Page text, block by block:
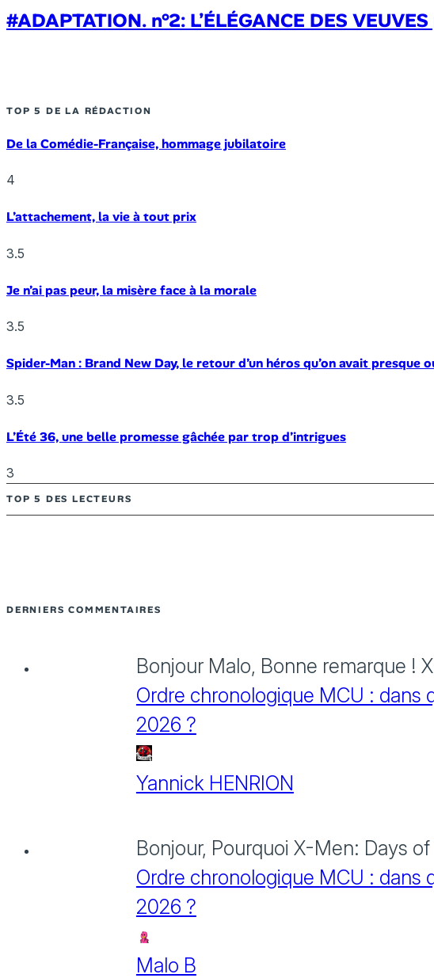
#ADAPTATION. n°2: L’ÉLÉGANCE DES
TOP 5 DE LA RÉDACTION
De la Comédie-Française, hommage jubilatoire
4
L’attachement, la vie à tout prix
3.5
Je n’ai pas peur, la misère face à la morale
3.5
Spider-Man : Brand New Day, le retour d’un héros qu’on avait presque
3.5
L’Été 36, une belle promesse gâchée par trop d’intrigues
3
TOP 5 DES LECTEURS
DERNIERS COMMENTAIRES
Bonjour Malo, Bonne remarque !
Ordre chronologique MCU : dans
2026 ?
Yannick HENRION
Bonjour, Pourquoi X-Men: Days
Ordre chronologique MCU : dans
2026 ?
Malo B